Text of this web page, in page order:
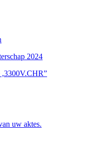
2024
,3300V.CHR”
uw aktes.